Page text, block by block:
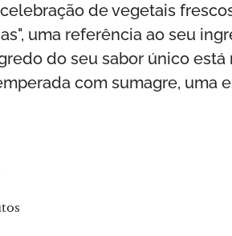
de vegetais
uma referência ao seu
do seu sabor único
com sumagre, uma